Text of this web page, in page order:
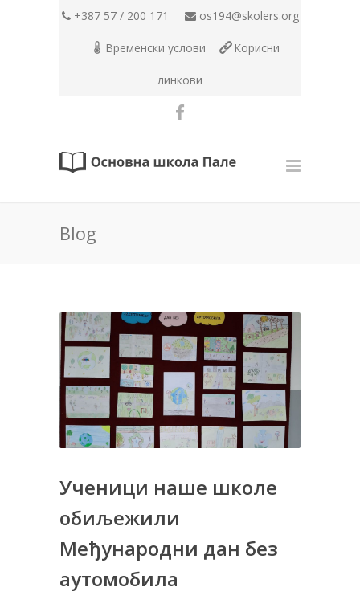
+387 57 / 200 171 os194@skolers.org
Временски услови Корисни
линкови
Blog
Ученици наше школе
обиљежили
Међународни дан без
аутомобила